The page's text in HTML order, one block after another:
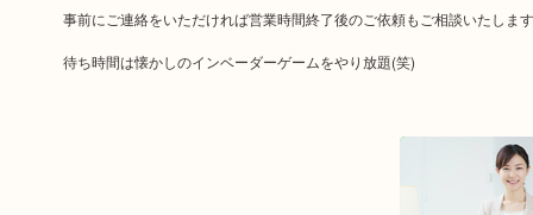
事前にご連絡をいただければ営業時間終了後のご依頼もご相談いたしま
待ち時間は懐かしのインベーダーゲームをやり放題(笑)